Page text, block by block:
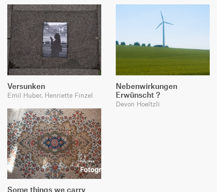
Versunken
Emil Huber, Henriette Finzel
Nebenwirkungen
Erwünscht ?
Devon Hoeltzli
Some things we carry